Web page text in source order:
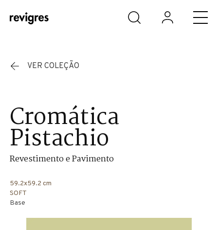
Saltar para o conteúdo principal
VER COLEÇÃO
Cromática
Pistachio
Revestimento e Pavimento
59.2x59.2 cm
SOFT
Base